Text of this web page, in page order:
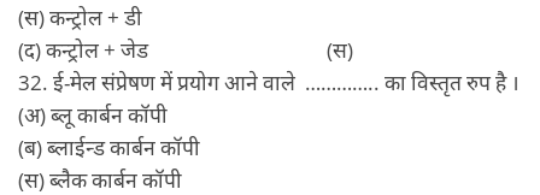
(स) कन्‍ट्रोल + डी
(द) कन्‍ट्रोल + जेड (स)
32. ई-मेल संप्रेषण में प्रयोग आने वाले ………….. का विस्तृत रुप है ।
(अ) ब्‍लू कार्बन कॉपी
(ब) ब्‍लाईन्‍ड कार्बन कॉपी
(स) ब्‍लैक कार्बन कॉपी